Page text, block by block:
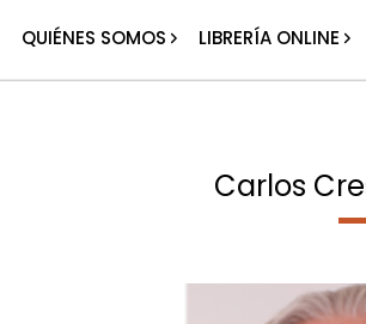
QUIÉNES SOMOS LIBRERÍA ONLINE
Carlos